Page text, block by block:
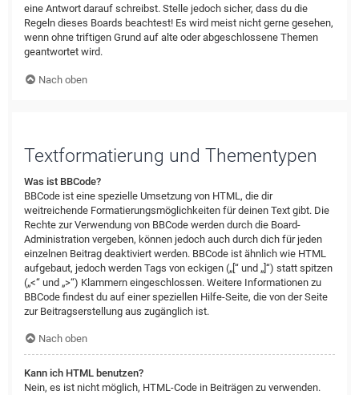
eine Antwort darauf schreibst. Stelle jedoch sicher, dass du die
Regeln dieses Boards beachtest! Es wird meist nicht gerne gesehen,
wenn ohne triftigen Grund auf alte oder abgeschlossene Themen
geantwortet wird.
Nach oben
Textformatierung und Thementypen
Was ist BBCode?
BBCode ist eine spezielle Umsetzung von HTML, die dir
weitreichende Formatierungsmöglichkeiten für deinen Text gibt. Die
Rechte zur Verwendung von BBCode werden durch die Board-
Administration vergeben, können jedoch auch durch dich für jeden
einzelnen Beitrag deaktiviert werden. BBCode ist ähnlich wie HTML
aufgebaut, jedoch werden Tags von eckigen („[“ und „]“) statt spitzen
(„<“ und „>“) Klammern eingeschlossen. Weitere Informationen zu
BBCode findest du auf einer speziellen Hilfe-Seite, die von der Seite
zur Beitragserstellung aus zugänglich ist.
Nach oben
Kann ich HTML benutzen?
Nein, es ist nicht möglich, HTML-Code in Beiträgen zu verwenden.